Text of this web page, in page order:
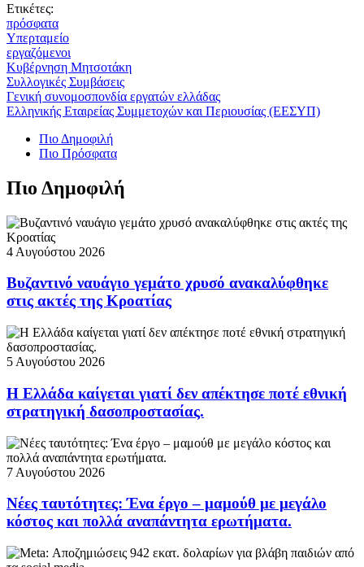
Ετικέτες:
πρόσφατα
Υπερταμείο
εργαζόμενοι
Κυβέρνηση Μητσοτάκη
Συλλογικές Συμβάσεις
Γενική συνομοσπονδία εργατών ελλάδας
Ελληνικής Εταιρείας Συμμετοχών και Περιουσίας (ΕΕΣΥΠ)
Πιο Δημοφιλή
Πιο Πρόσφατα
Πιο Δημοφιλή
4 Αυγούστου 2026
Βυζαντινό ναυάγιο γεμάτο χρυσό ανακαλύφθηκε
στις ακτές της Κροατίας
5 Αυγούστου 2026
Η Ελλάδα καίγεται γιατί δεν απέκτησε ποτέ εθνική
στρατηγική δασοπροστασίας.
7 Αυγούστου 2026
Νέες ταυτότητες: Ένα έργο – μαμούθ με μεγάλο
κόστος και πολλά αναπάντητα ερωτήματα.